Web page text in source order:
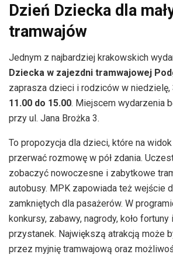
Dzień Dziecka dla
tramwajów
Jednym z najbardziej krakowskich
Dziecka w zajezdni tramwajowej
zaprasza dzieci i rodziców w niedzielę,
11.00 do 15.00. Miejscem wydarzenia
przy ul. Jana Brożka 3.
To propozycja dla dzieci, które na
przerwać rozmowę w pół zdania.
zobaczyć nowoczesne i zabytkowe
autobusy. MPK zapowiada też wejście
zamkniętych dla pasażerów. W
konkursy, zabawy, nagrody, koło fortuny
przystanek. Największą atrakcją może
przez myjnię tramwajową oraz